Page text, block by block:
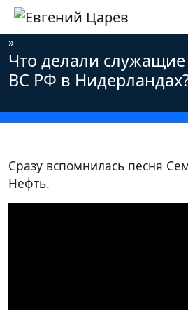
Главная»Новости»
»
Что делали
ВС РФ в
Сразу вспомнилась песня
Нефть.